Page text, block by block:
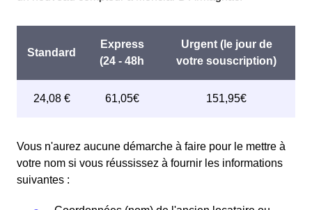
Vous n'aurez aucune démarche à faire pour le mettre à
votre nom si vous réussissez à fournir les informations
suivantes :